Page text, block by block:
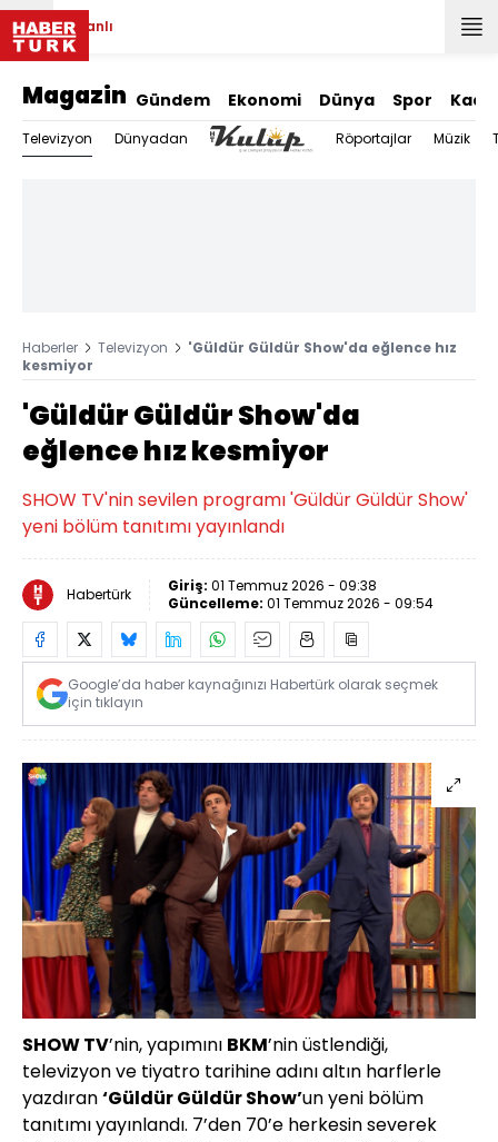
Canlı
Magazin Gündem Ekonomi Dünya Spor
Televizyon Dünyadan Röportajlar Müzik
Haberler Televizyon
'Güldür Güldür Show'da eğlence hız
kesmiyor
'Güldür Güldür Show'da
eğlence hız kesmiyor
SHOW TV'nin sevilen programı 'Güldür Güldür Show'
yeni bölüm tanıtımı yayınlandı
Habertürk Giriş: 01 Temmuz 2026 - 09:38
Güncelleme: 01 Temmuz 2026 - 09:54
Google’da haber kaynağınızı Habertürk olarak seçmek
için tıklayın
SHOW TV’nin, yapımını BKM’nin üstlendiği,
televizyon ve tiyatro tarihine adını altın harflerle
yazdıran‘Güldür Güldür Show’un yeni bölüm
tanıtımı yayınlandı. 7’den 70’e herkesin severek